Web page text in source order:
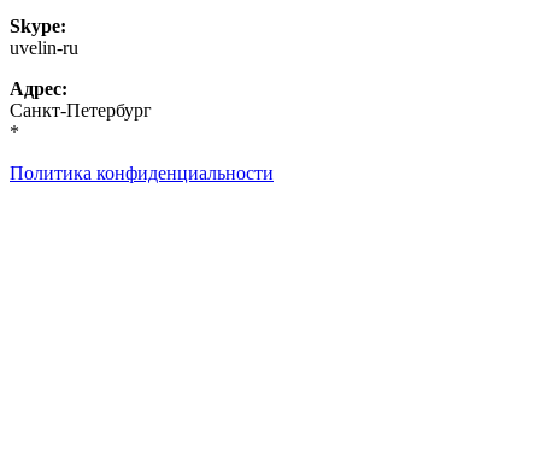
Skype:
uvelin-ru
Адрес:
Санкт-Петербург
*
Политика конфиденциальности